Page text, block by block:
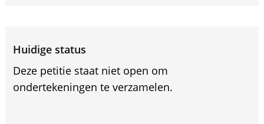
Huidige status
Deze petitie staat niet open om
ondertekeningen te verzamelen.